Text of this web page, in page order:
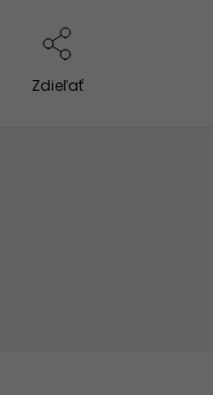
Zdieľať